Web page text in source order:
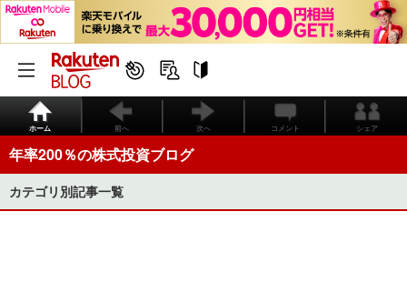
ホーム 前へ 次へ コメント シェア
年率200％の株式投資ブログ
カテゴリ別記事一覧